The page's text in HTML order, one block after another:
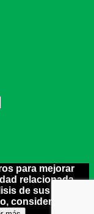
para mejorar
relacionada
de sus hábitos
consideramos